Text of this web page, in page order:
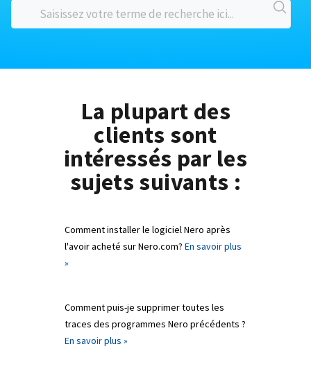
La plupart des
clients sont
intéressés par les
sujets suivants :
Comment installer le logiciel Nero après
l'avoir acheté sur Nero.com? En savoir plus
»
Comment puis-je supprimer toutes les
traces des programmes Nero précédents ?
En savoir plus »